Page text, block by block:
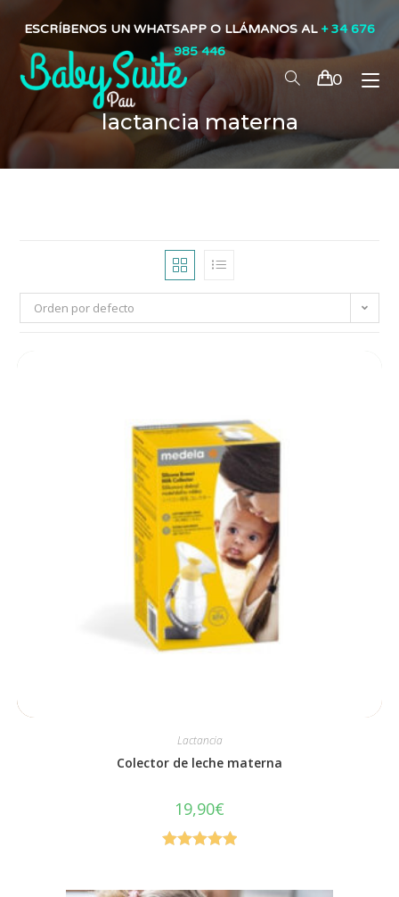
ESCRÍBENOS UN WHATSAPP O LLÁMANOS AL + 34 676
985 446
0
lactancia materna
Orden por defecto
Lactancia
Colector de leche materna
19,90€